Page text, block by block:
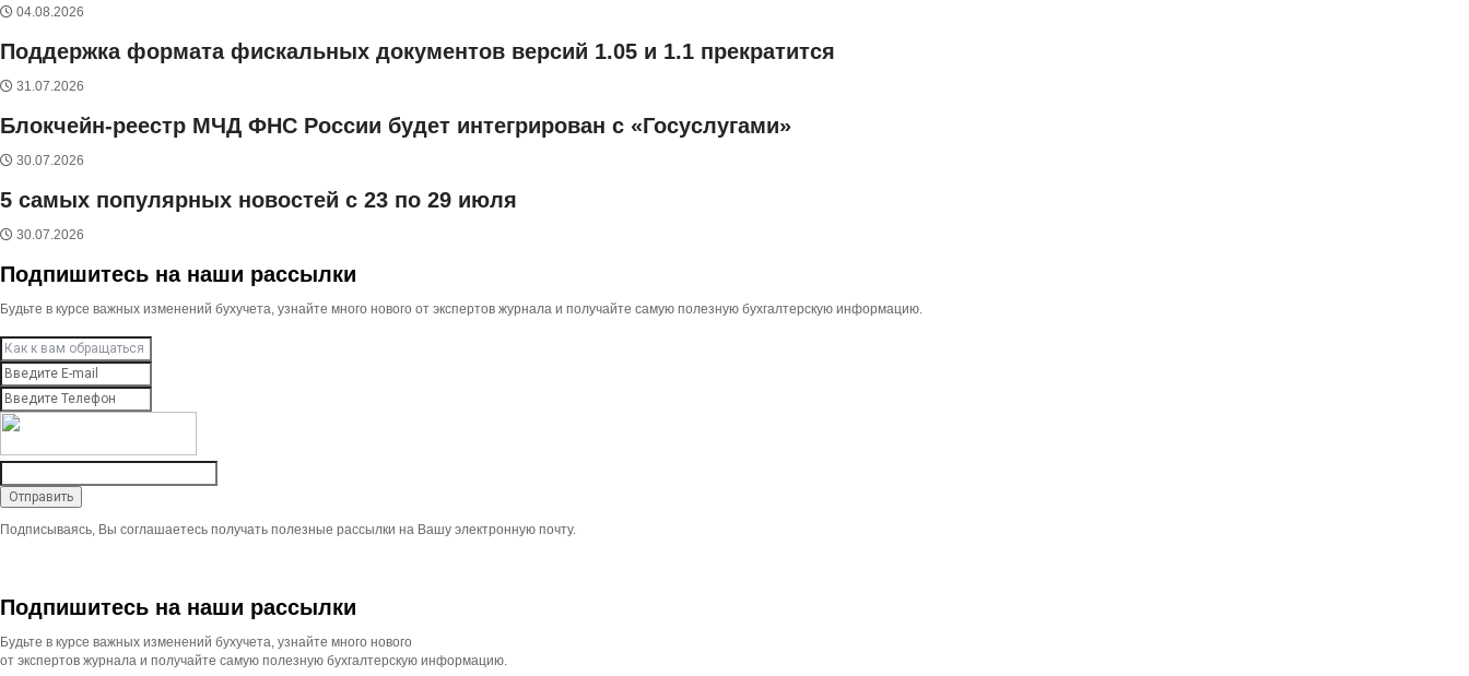
04.08.2026
Поддержка формата фискальных документов версий 1.05 и 1.1 прекратится
31.07.2026
Блокчейн-реестр МЧД ФНС России будет интегрирован с «Госуслугами»
30.07.2026
5 самых популярных новостей с 23 по 29 июля
30.07.2026
Подпишитесь на наши рассылки
Будьте в курсе важных изменений бухучета, узнайте много нового от экспертов журнала и получайте самую полезную бухгалтерскую информацию.
Подписываясь, Вы соглашаетесь получать полезные рассылки на Вашу электронную почту.
Подпишитесь на наши рассылки
Будьте в курсе важных изменений бухучета, узнайте много нового
от экспертов журнала и получайте самую полезную бухгалтерскую информацию.